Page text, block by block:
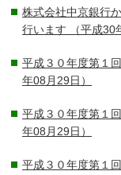
株式会社中京銀行
行います （平成30
平成３０年度第１
年08月29日）
平成３０年度第１
年08月29日）
平成３０年度第１